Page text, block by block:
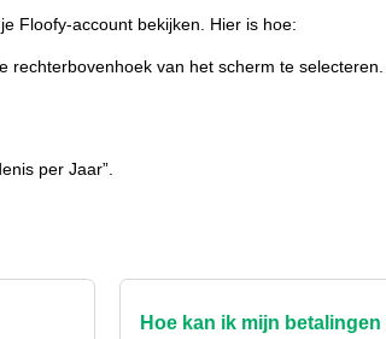
Floofy-account bekijken. Hier is hoe:
rechterbovenhoek van het scherm te selecteren.
per Jaar”.
Hoe kan ik mijn